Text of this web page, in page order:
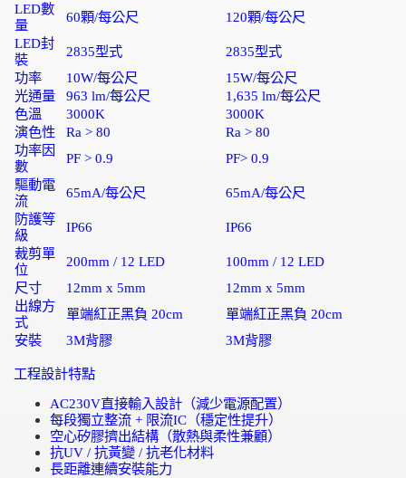
LED數
量
60顆/每公尺 120顆/每公尺
LED封
裝
2835型式
2835型式
功率
10W/每公尺
15W/每公尺
光通量
963 lm/每公尺
1,635 lm/每公尺
色溫
3000K
3000K
演色性
Ra > 80
Ra > 80
功率因
數
PF > 0.9
PF> 0.9
驅動電
流
65mA/每公尺
65mA/每公尺
防護等
級
IP66
IP66
裁剪單
位
200mm / 12 LED
100mm / 12 LED
尺寸
12mm x 5mm
12mm x 5mm
出線方
式
單端紅正黑負 20cm 單端紅正黑負 20cm
安裝
3M背膠 3M背膠
工程設計特點
AC230V直接輸入設計（減少電源配置）
每段獨立整流 + 限流IC （穩定性提升）
空心矽膠擠出結構（散熱與柔性兼顧）
抗UV / 抗黃變 / 抗老化材料
長距離連續安裝能力